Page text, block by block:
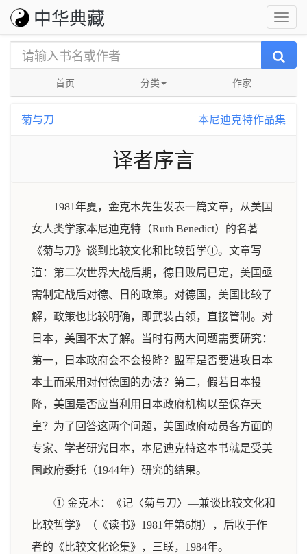
中华典藏
首页 分类 作家
菊与刀 本尼迪克特作品集
译者序言
1981年夏，金克木先生发表一篇文章，从美国
女人类学家本尼迪克特（Ruth Benedict）的名著
《菊与刀》谈到比较文化和比较哲学①。文章写
道：第二次世界大战后期，德日败局已定，美国亟
需制定战后对德、日的政策。对德国，美国比较了
解，政策也比较明确，即武装占领，直接管制。对
日本，美国不太了解。当时有两大问题需要研究：
第一，日本政府会不会投降？盟军是否要进攻日本
本土而采用对付德国的办法？第二，假若日本投
降，美国是否应当利用日本政府机构以至保存天
皇？为了回答这两个问题，美国政府动员各方面的
专家、学者研究日本，本尼迪克特这本书就是受美
国政府委托（1944年）研究的结果。
① 金克木：《记〈菊与刀〉—兼谈比较文化和
比较哲学》（《读书》1981年第6期），后收于作
者的《比较文化论集》，三联，1984年。